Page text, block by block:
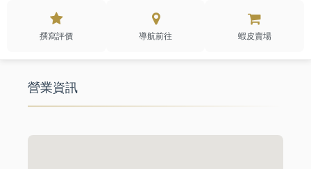
撰寫評價 導航前往 蝦皮賣場
營業資訊